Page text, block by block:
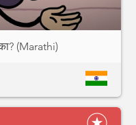
(Marathi)